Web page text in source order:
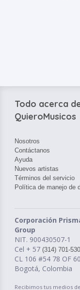
Todo acerca
QuieroMusicos
Nosotros
Contáctanos
Ayuda
Nuevos artistas
Términos del servicio
Política de manejo de
Corporación
Group
NIT. 900430507-1
Cel + 57 (314) 701-
CL 106 #54 78 OF
Bogotá, Colombia
Recibimos tus medios